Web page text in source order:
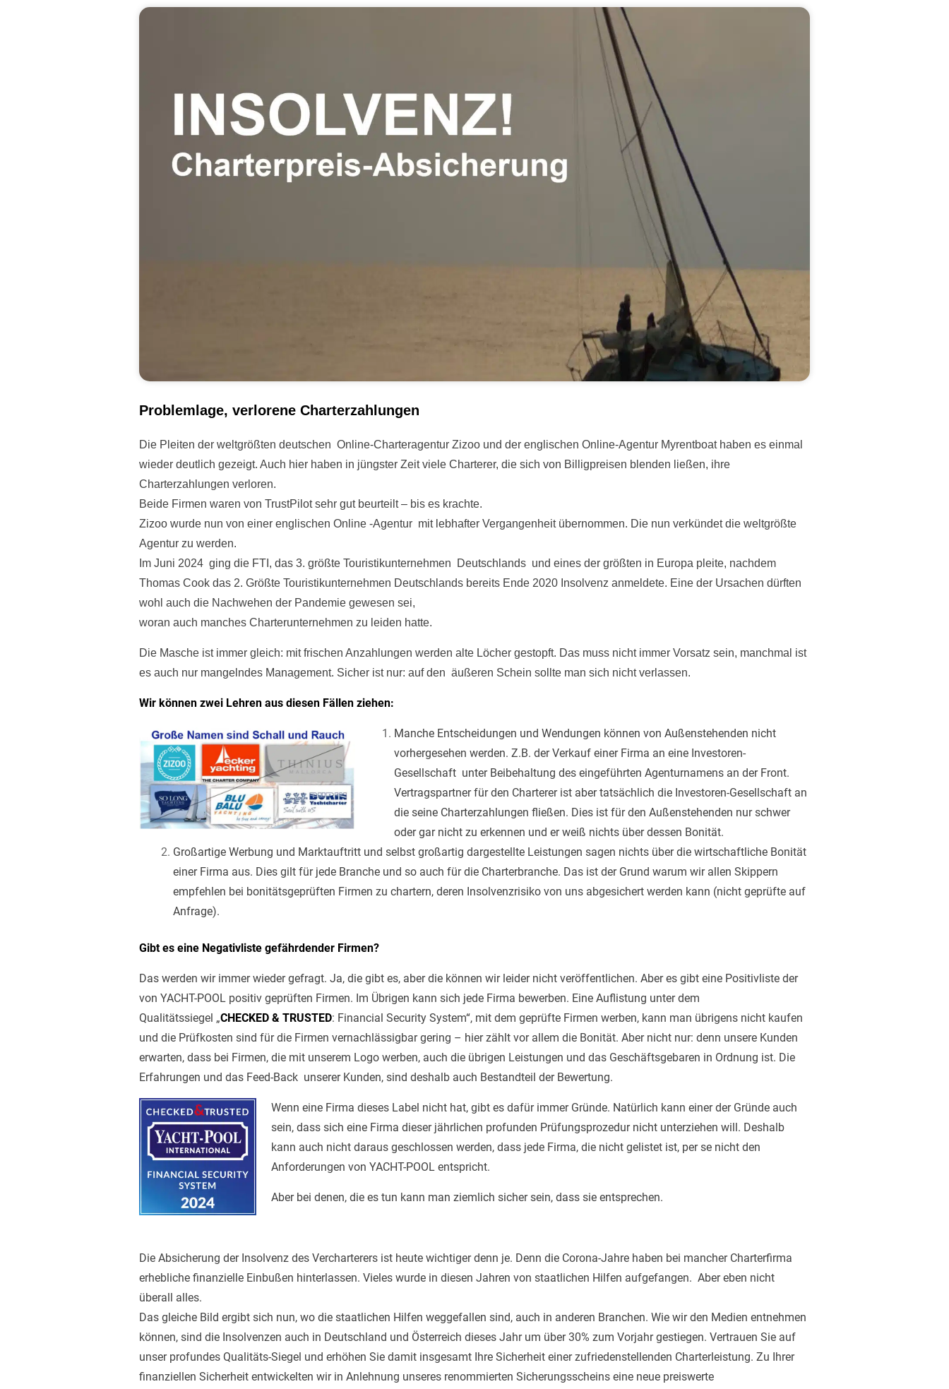
Problemlage, verlorene Charterzahlungen
Die Pleiten der weltgrößten deutschen Online-Charteragentur Zizoo und der englischen Online-Agentur Myrentboat haben es einmal
wieder deutlich gezeigt. Auch hier haben in jüngster Zeit viele Charterer, die sich von Billigpreisen blenden ließen, ihre
Charterzahlungen verloren.
Beide Firmen waren von TrustPilot sehr gut beurteilt – bis es krachte.
Zizoo wurde nun von einer englischen Online -Agentur mit lebhafter Vergangenheit übernommen. Die nun verkündet die weltgrößte
Agentur zu werden.
Im Juni 2024 ging die FTI, das 3. größte Touristikunternehmen Deutschlands und eines der größten in Europa pleite, nachdem
Thomas Cook das 2. Größte Touristikunternehmen Deutschlands bereits Ende 2020 Insolvenz anmeldete. Eine der Ursachen dürften
wohl auch die Nachwehen der Pandemie gewesen sei,
woran auch manches Charterunternehmen zu leiden hatte.
Die Masche ist immer gleich: mit frischen Anzahlungen werden alte Löcher gestopft. Das muss nicht immer Vorsatz sein, manchmal ist
es auch nur mangelndes Management. Sicher ist nur: auf den äußeren Schein sollte man sich nicht verlassen.
Wir können zwei Lehren aus diesen Fällen ziehen:
Manche Entscheidungen und Wendungen können von Außenstehenden nicht
vorhergesehen werden. Z.B. der Verkauf einer Firma an eine Investoren-
Gesellschaft unter Beibehaltung des eingeführten Agenturnamens an der Front.
Vertragspartner für den Charterer ist aber tatsächlich die Investoren-Gesellschaft an
die seine Charterzahlungen fließen. Dies ist für den Außenstehenden nur schwer
oder gar nicht zu erkennen und er weiß nichts über dessen Bonität.
Großartige Werbung und Marktauftritt und selbst großartig dargestellte Leistungen sagen nichts über die wirtschaftliche Bonität
einer Firma aus. Dies gilt für jede Branche und so auch für die Charterbranche. Das ist der Grund warum wir allen Skippern
empfehlen bei bonitätsgeprüften Firmen zu chartern, deren Insolvenzrisiko von uns abgesichert werden kann (nicht geprüfte auf
Anfrage).
Gibt es eine Negativliste gefährdender Firmen?
Das werden wir immer wieder gefragt. Ja, die gibt es, aber die können wir leider nicht veröffentlichen. Aber es gibt eine Positivliste der
von YACHT-POOL positiv geprüften Firmen. Im Übrigen kann sich jede Firma bewerben. Eine Auflistung unter dem
Qualitätssiegel „CHECKED & TRUSTED: Financial Security System“, mit dem geprüfte Firmen werben, kann man übrigens nicht kaufen
und die Prüfkosten sind für die Firmen vernachlässigbar gering – hier zählt vor allem die Bonität. Aber nicht nur: denn unsere Kunden
erwarten, dass bei Firmen, die mit unserem Logo werben, auch die übrigen Leistungen und das Geschäftsgebaren in Ordnung ist. Die
Erfahrungen und das Feed-Back unserer Kunden, sind deshalb auch Bestandteil der Bewertung.
Wenn eine Firma dieses Label nicht hat, gibt es dafür immer Gründe. Natürlich kann einer der Gründe auch
sein, dass sich eine Firma dieser jährlichen profunden Prüfungsprozedur nicht unterziehen will. Deshalb
kann auch nicht daraus geschlossen werden, dass jede Firma, die nicht gelistet ist, per se nicht den
Anforderungen von YACHT-POOL entspricht.
Aber bei denen, die es tun kann man ziemlich sicher sein, dass sie entsprechen.
Die Absicherung der Insolvenz des Vercharterers ist heute wichtiger denn je. Denn die Corona-Jahre haben bei mancher Charterfirma
erhebliche finanzielle Einbußen hinterlassen. Vieles wurde in diesen Jahren von staatlichen Hilfen aufgefangen. Aber eben nicht
überall alles.
Das gleiche Bild ergibt sich nun, wo die staatlichen Hilfen weggefallen sind, auch in anderen Branchen. Wie wir den Medien entnehmen
können, sind die Insolvenzen auch in Deutschland und Österreich dieses Jahr um über 30% zum Vorjahr gestiegen. Vertrauen Sie auf
unser profundes Qualitäts-Siegel und erhöhen Sie damit insgesamt Ihre Sicherheit einer zufriedenstellenden Charterleistung. Zu Ihrer
finanziellen Sicherheit entwickelten wir in Anlehnung unseres renommierten Sicherungsscheins eine neue preiswerte